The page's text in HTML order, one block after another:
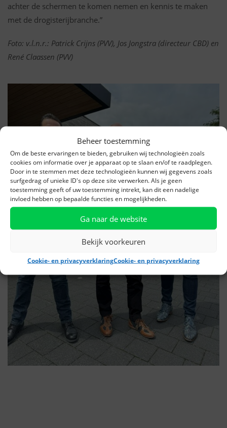
Beheer toestemming
Om de beste ervaringen te bieden, gebruiken wij technologieën zoals
cookies om informatie over je apparaat op te slaan en/of te raadplegen.
Door in te stemmen met deze technologieën kunnen wij gegevens zoals
surfgedrag of unieke ID's op deze site verwerken. Als je geen
toestemming geeft of uw toestemming intrekt, kan dit een nadelige
invloed hebben op bepaalde functies en mogelijkheden.
Ga naar de website
Bekijk voorkeuren
Cookie- en privacyverklaringCookie- en privacyverklaring
achter de schermen te komen nemen en kennis te maken
met de drogisterijbranche.”
Foto: v.l.n.r.: Patrick Crijns (PVV), Jos Jongstra (directeur CBD) en
René Claassen (PVV)